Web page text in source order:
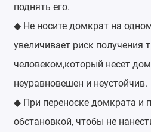
поднять его.
◆Не носите домкрат на
увеличивает риск получения
человеком,который несет
неуравновешен и неустойчив.
◆При переноске домкрата и
обстановкой, чтобы не